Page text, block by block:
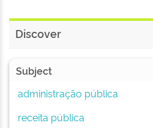
Discover
Subject
administração pública
receita pública